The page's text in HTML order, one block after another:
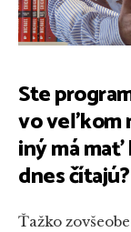
Ste
vo veľkom
iný má mať
dnes
Ťažko